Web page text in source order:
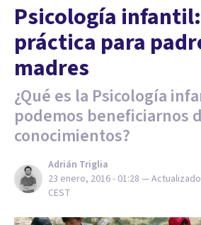
​Psicología
práctica para
madres
¿Qué es la Psicología
podemos beneficiarnos
conocimientos?
Adrián Triglia
23 enero, 2016 - 01:28 — Actualizado
CEST